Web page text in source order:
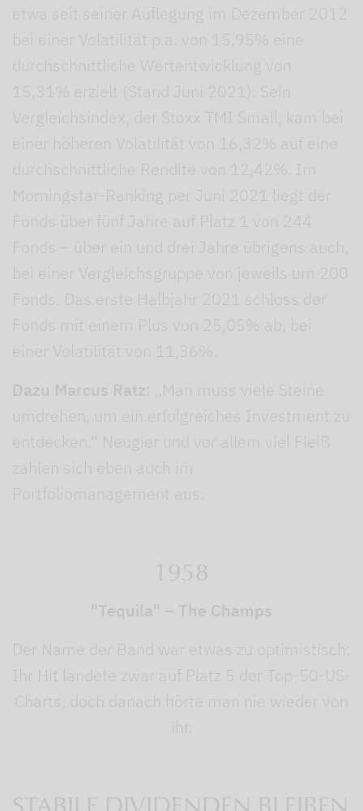
etwa seit seiner Auflegung im Dezember 2012
bei einer Volatilität p.a. von 15,95% eine
durchschnittliche Wertentwicklung von
15,31% erzielt (Stand Juni 2021). Sein
Vergleichsindex, der Stoxx TMI Small, kam bei
einer höheren Volatilität von 16,32% auf eine
durchschnittliche Rendite von 12,42%. Im
Morningstar-Ranking per Juni 2021 liegt der
Fonds über fünf Jahre auf Platz 1 von 244
Fonds – über ein und drei Jahre übrigens auch,
bei einer Vergleichsgruppe von jeweils um 200
Fonds. Das erste Halbjahr 2021 schloss der
Fonds mit einem Plus von 25,05% ab, bei
einer Volatilität von 11,36%.
Dazu Marcus Ratz: „Man muss viele Steine
umdrehen, um ein erfolgreiches Investment zu
entdecken.“ Neugier und vor allem viel Fleiß
zahlen sich eben auch im
Portfoliomanagement aus.
1958
"Tequila" – The Champs
Der Name der Band war etwas zu optimistisch:
Ihr Hit landete zwar auf Platz 5 der Top-50-US-
Charts, doch danach hörte man nie wieder von
ihr.